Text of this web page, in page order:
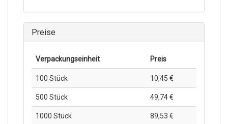
Preise
Verpackungs­einheit Preis
100 Stück 10,45 €
500 Stück 49,74 €
1000 Stück 89,53 €